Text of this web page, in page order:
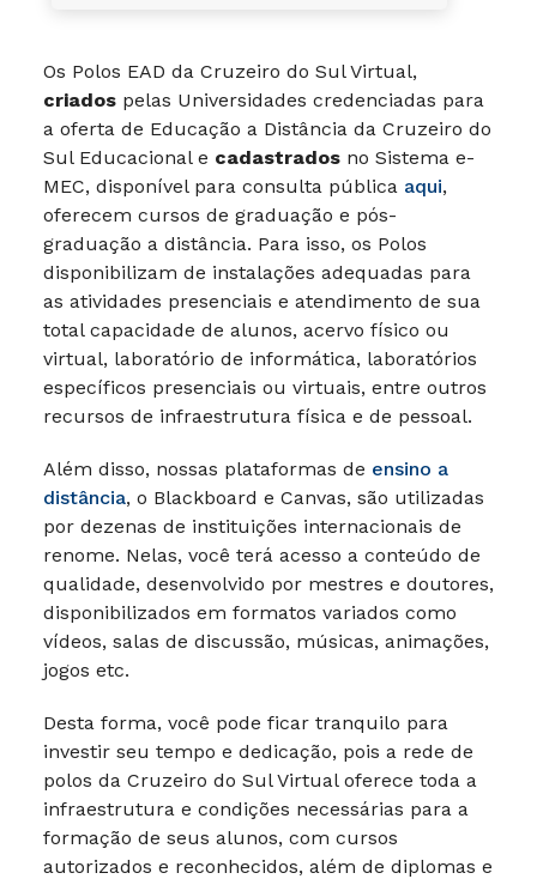
Os Polos EAD da Cruzeiro do Sul Virtual,
criados pelas Universidades credenciadas para
a oferta de Educação a Distância da Cruzeiro do
Sul Educacional e cadastrados no Sistema e-
MEC, disponível para consulta pública aqui,
oferecem cursos de graduação e pós-
graduação a distância. Para isso, os Polos
disponibilizam de instalações adequadas para
as atividades presenciais e atendimento de sua
total capacidade de alunos, acervo físico ou
virtual, laboratório de informática, laboratórios
específicos presenciais ou virtuais, entre outros
recursos de infraestrutura física e de pessoal.
Além disso, nossas plataformas de ensino a
distância, o Blackboard e Canvas, são utilizadas
por dezenas de instituições internacionais de
renome. Nelas, você terá acesso a conteúdo de
qualidade, desenvolvido por mestres e doutores,
disponibilizados em formatos variados como
vídeos, salas de discussão, músicas, animações,
jogos etc.
Desta forma, você pode ficar tranquilo para
investir seu tempo e dedicação, pois a rede de
polos da Cruzeiro do Sul Virtual oferece toda a
infraestrutura e condições necessárias para a
formação de seus alunos, com cursos
autorizados e reconhecidos, além de diplomas e